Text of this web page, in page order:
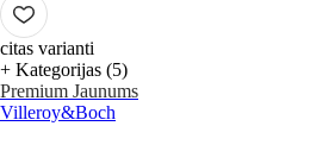
citas varianti
+ Kategorijas (5)
Premium Jaunums
Villeroy&Boch